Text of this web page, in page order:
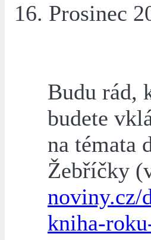
16. Prosinec
Budu rád,
budete
na témata
Žebříčky
noviny.cz/
kniha-